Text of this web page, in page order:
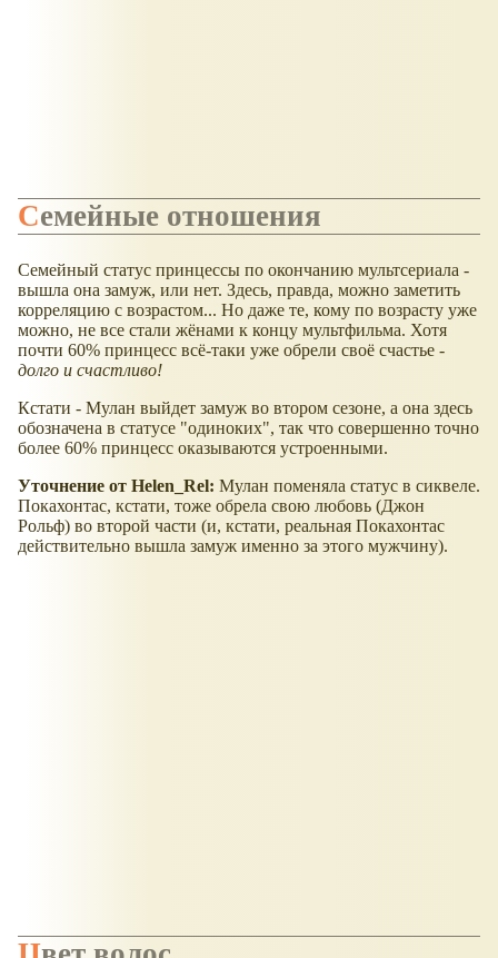
Семейные отношения
Семейный статус принцессы по окончанию мультсериала -
вышла она замуж, или нет. Здесь, правда, можно заметить
корреляцию с возрастом... Но даже те, кому по возрасту уже
можно, не все стали жёнами к концу мультфильма. Хотя
почти 60% принцесс всё-таки уже обрели своё счастье -
долго и счастливо!
Кстати - Мулан выйдет замуж во втором сезоне, а она здесь
обозначена в статусе "одиноких", так что совершенно точно
более 60% принцесс оказываются устроенными.
Уточнение от Helen_Rel: Мулан поменяла статус в сиквеле.
Покахонтас, кстати, тоже обрела свою любовь (Джон
Рольф) во второй части (и, кстати, реальная Покахонтас
действительно вышла замуж именно за этого мужчину).